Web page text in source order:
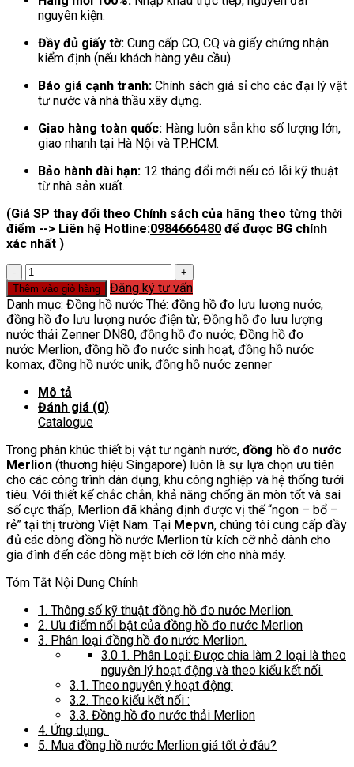
nguyên kiện.
Đầy đủ giấy tờ: Cung cấp CO, CQ và giấy chứng nhận
kiểm định (nếu khách hàng yêu cầu).
Báo giá cạnh tranh: Chính sách giá sỉ cho các đại lý vật
tư nước và nhà thầu xây dựng.
Giao hàng toàn quốc: Hàng luôn sẵn kho số lượng lớn,
giao nhanh tại Hà Nội và TP.HCM.
Bảo hành dài hạn: 12 tháng đổi mới nếu có lỗi kỹ thuật
từ nhà sản xuất.
(Giá SP thay đổi theo Chính sách của hãng theo từng thời
điểm --> Liên hệ Hotline:0984666480 để được BG chính
xác nhất )
Đồng
hồ
đo
nước Merlion
số
lượng
Thêm vào giỏ hàng
Đăng ký tư vấn
Danh mục: Đồng hồ nước Thẻ: đồng hồ đo lưu lượng nước,
đồng hồ đo lưu lượng nước điện từ, Đồng hồ đo lưu lượng
nước thải Zenner DN80, đồng hồ đo nước, Đồng hồ đo
nước Merlion, đồng hồ đo nước sinh hoạt, đồng hồ nước
komax, đồng hồ nước unik, đồng hồ nước zenner
Mô tả
Đánh giá (0)
Catalogue
Trong phân khúc thiết bị vật tư ngành nước, đồng hồ đo nước
Merlion (thương hiệu Singapore) luôn là sự lựa chọn ưu tiên
cho các công trình dân dụng, khu công nghiệp và hệ thống tưới
tiêu. Với thiết kế chắc chắn, khả năng chống ăn mòn tốt và sai
số cực thấp, Merlion đã khẳng định được vị thế “ngon – bổ –
rẻ” tại thị trường Việt Nam. Tại Mepvn, chúng tôi cung cấp đầy
đủ các dòng đồng hồ nước Merlion từ kích cỡ nhỏ dành cho
gia đình đến các dòng mặt bích cỡ lớn cho nhà máy.
Tóm Tắt Nội Dung Chính
1. Thông số kỹ thuật đồng hồ đo nước Merlion.
2. Ưu điểm nổi bật của đồng hồ đo nước Merlion
3. Phân loại đồng hồ đo nước Merlion.
3.0.1. Phân Loại: Được chia làm 2 loại là theo
nguyên lý hoạt động và theo kiểu kết nối.
3.1. Theo nguyên ý hoạt động:
3.2. Theo kiểu kết nối :
3.3. Đồng hồ đo nước thải Merlion
4. Ứng dụng.
5. Mua đồng hồ nước Merlion giá tốt ở đâu?